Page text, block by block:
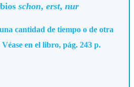
schon, erst, nur
cantidad de tiempo o de otra
Véase en el libro, pág. 243 p.